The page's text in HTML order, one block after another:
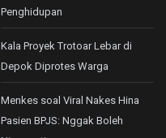
Penghidupan
Kala Proyek Trotoar Lebar di
Depok Diprotes Warga
Menkes soal Viral Nakes Hina
Pasien BPJS: Nggak Boleh